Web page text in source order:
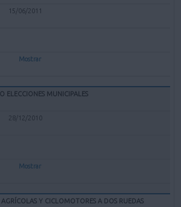
15/06/2011
Mostrar
ELECCIONES MUNICIPALES
28/12/2010
Mostrar
Y CICLOMOTORES A DOS RUEDAS